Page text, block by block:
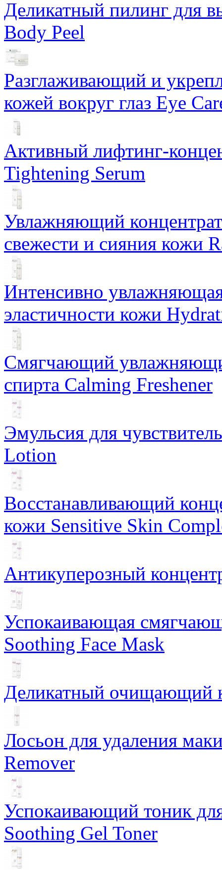
Деликатный пилинг для
Body Peel
Разглаживающий и
кожей вокруг глаз Eye
Активный лифтинг-
Tightening Serum
Увлажняющий
свежести и сияния кожи
Интенсивно
эластичности кожи
Смягчающий
спирта Calming Freshener
Эмульсия для
Lotion
Восстанавливающий
кожи Sensitive Skin
Антикуперозный
Успокаивающая
Soothing Face Mask
Деликатный очищающий
Лосьон для удаления
Remover
Успокаивающий тоник
Soothing Gel Toner